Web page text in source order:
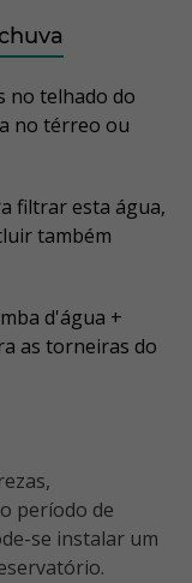
no telhado do
no térreo ou
filtrar esta água,
também
d'água +
as torneiras do
período de
se instalar um